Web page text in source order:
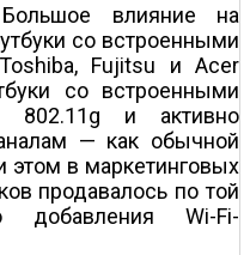
влияние на
со встроенными
Fujitsu и Acer
со встроенными
802.11g и активно
— как обычной
этом в маркетинговых
продавалось по той
Wi-Fi-